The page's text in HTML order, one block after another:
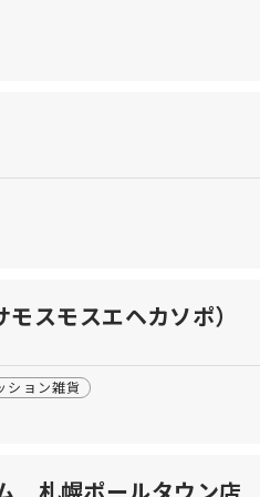
スモスエヘカソポ）
ション雑貨